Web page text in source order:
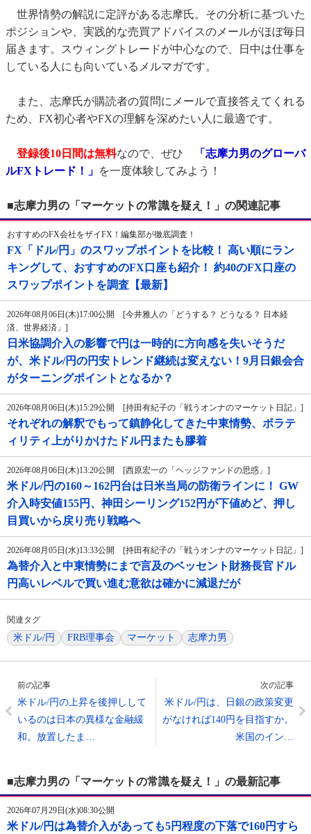
世界情勢の解説に定評がある志摩氏。その分析に基づいた
ポジションや、実践的な売買アドバイスのメールがほぼ毎日
届きます。スウィングトレードが中心なので、日中は仕事を
している人にも向いているメルマガです。
また、志摩氏が購読者の質問にメールで直接答えてくれる
ため、FX初心者やFXの理解を深めたい人に最適です。
登録後10日間は無料なので、ぜひ
「志摩力男のグローバ
ルFXトレード！」 を一度体験してみよう！
■志摩力男の「マーケットの常識を疑え！」の関連記事
おすすめのFX会社をザイFX！編集部が徹底調査！
FX「ドル/円」のスワップポイントを比較！ 高い順にラン
キングして、おすすめのFX口座も紹介！ 約40のFX口座の
スワップポイントを調査【最新】
2026年08月06日(木)17:00公開 [今井雅人の「どうする？ どうなる？ 日本経
済、世界経済」]
日米協調介入の影響で円は一時的に方向感を失いそうだ
が、米ドル/円の円安トレンド継続は変えない！9月日銀会合
がターニングポイントとなるか？
2026年08月06日(木)15:29公開 [持田有紀子の「戦うオンナのマーケット日記」]
それぞれの解釈でもって鎮静化してきた中東情勢、ボラテ
ィリティ上がりかけたドル円またも膠着
2026年08月06日(木)13:20公開 [西原宏一の「ヘッジファンドの思惑」]
米ドル/円の160～162円台は日米当局の防衛ラインに！ GW
介入時安値155円、神田シーリング152円が下値めど、押し
目買いから戻り売り戦略へ
2026年08月05日(水)13:33公開 [持田有紀子の「戦うオンナのマーケット日記」]
為替介入と中東情勢にまで言及のベッセント財務長官ドル
円高いレベルで買い進む意欲は確かに減退だが
関連タグ
米ドル/円 FRB理事会 マーケット 志摩力男
前の記事
米ドル/円の上昇を後押しして
いるのは日本の異様な金融緩
和。放置したま…
次の記事
米ドル/円は、日銀の政策変更
がなければ140円を目指すか。
米国のイン…
■志摩力男の「マーケットの常識を疑え！」の最新記事
2026年07月29日(水)08:30公開
米ドル/円は為替介入があっても5円程度の下落で160円すら